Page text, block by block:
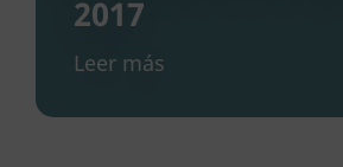
2017
Leer más